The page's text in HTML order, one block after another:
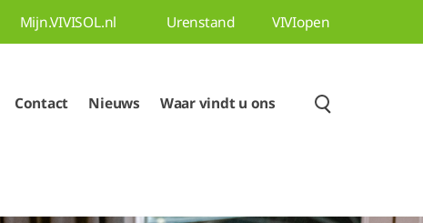
Mijn.VIVISOL.nl Urenstand VIVIopen
Contact Nieuws Waar vindt u ons